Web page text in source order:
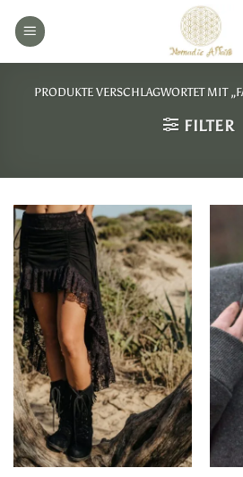
Inhalt
PRODUKTE VERSCHLAGWORTET MIT
FILTER